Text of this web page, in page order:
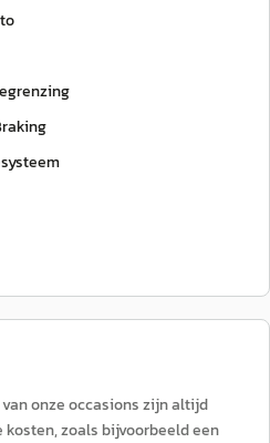
onze occasions zijn altijd
zoals bijvoorbeeld een